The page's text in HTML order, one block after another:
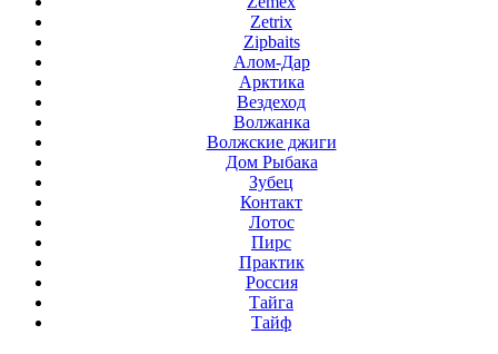
Zetrix
Zipbaits
Алом-Дар
Арктика
Вездеход
Волжанка
Волжские джиги
Дом Рыбака
Зубец
Контакт
Лотос
Пирс
Практик
Россия
Тайга
Тайф